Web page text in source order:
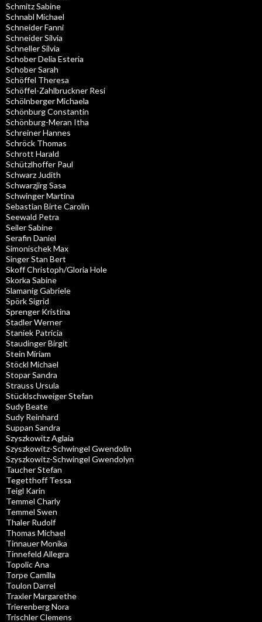
Schmitz Sabine
Schnabl Michael
Schneider Fanni
Schneider Silvia
Schneller Silvia
Schober Delia Esteria
Schober Sarah
Schöffel Theresa
Schöffel-Zahlbruckner Resi
Schölnberger Michaela
Schönburg Constantin
Schönburg-Meran Itha
Schreiner Hannes
Schröck Thomas
Schrott Harald
Schützlhoffer Paul
Schwarz Judith
Schwarzjirg Sasa
Schwinger Martina
Sebastian Birte Carolin
Seewald Petra
Seiler Sabine
Serafin Daniel
Simonischek Max
Singer Stan Bert
Skoff Christoph/Gloria Hole
Skorka Sabine
Slamanig Gabriele
Spörk Sigrid
Sprenger Kristina
Stadler Werner
Staniek Patricia
Staudinger Birgit
Stein Miriam
Stöckl Michael
Stopar Sandra
Strauss Ursula
Stücklschweiger Stefan
Sudy Beate
Sudy Reinhard
Suppan Sandra
Szyszkowitz Aglaia
Szyszkowitz-Schwingel Gwendolin
Szyszkowitz-Schwingel Gwendolyn
Taucher Stefan
Tegetthoff Tessa
Teigl Karin
Temmel Charly
Temmel Swen
Thaler Rudolf
Thomas Michael
Tinnauer Monika
Tinnefeld Allegra
Topolic Ana
Torpe Camilla
Toulon Darrel
Traxler Margarethe
Trierenberg Nora
Trischler Clemens